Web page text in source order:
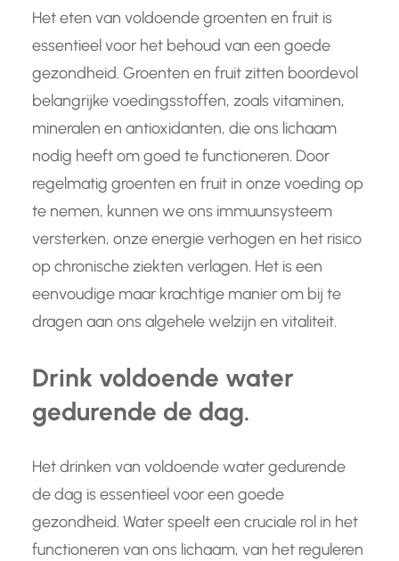
Het eten van voldoende groenten en fruit is
essentieel voor het behoud van een goede
gezondheid. Groenten en fruit zitten boordevol
belangrijke voedingsstoffen, zoals vitaminen,
mineralen en antioxidanten, die ons lichaam
nodig heeft om goed te functioneren. Door
regelmatig groenten en fruit in onze voeding op
te nemen, kunnen we ons immuunsysteem
versterken, onze energie verhogen en het risico
op chronische ziekten verlagen. Het is een
eenvoudige maar krachtige manier om bij te
dragen aan ons algehele welzijn en vitaliteit.
Drink voldoende water
gedurende de dag.
Het drinken van voldoende water gedurende
de dag is essentieel voor een goede
gezondheid. Water speelt een cruciale rol in het
functioneren van ons lichaam, van het reguleren